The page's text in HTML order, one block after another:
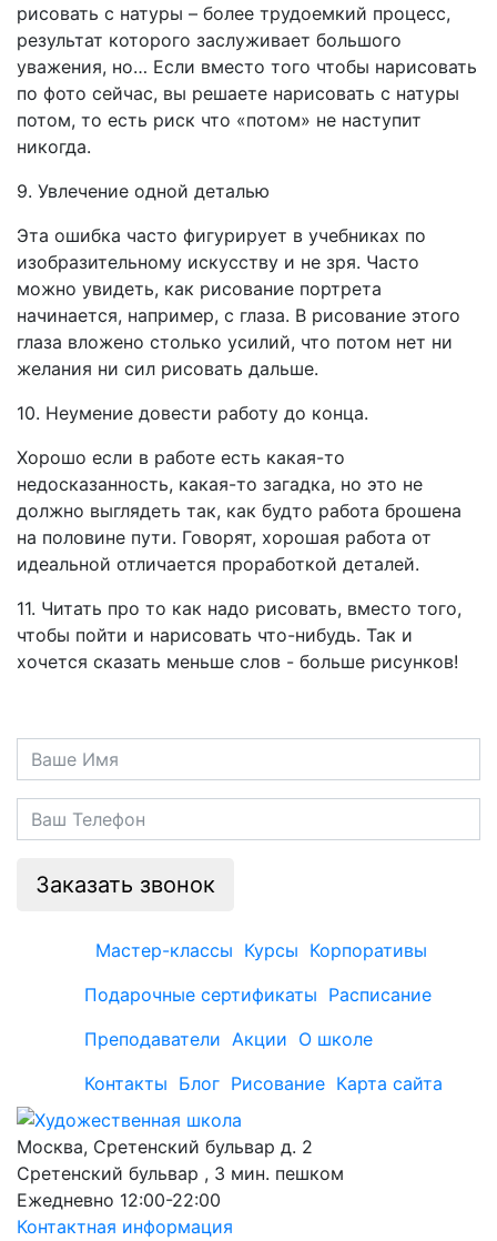
рисовать с натуры – более трудоемкий процесс,
результат которого заслуживает большого
уважения, но… Если вместо того чтобы нарисовать
по фото сейчас, вы решаете нарисовать с натуры
потом, то есть риск что «потом» не наступит
никогда.
9. Увлечение одной деталью
Эта ошибка часто фигурирует в учебниках по
изобразительному искусству и не зря. Часто
можно увидеть, как рисование портрета
начинается, например, с глаза. В рисование этого
глаза вложено столько усилий, что потом нет ни
желания ни сил рисовать дальше.
10. Неумение довести работу до конца.
Хорошо если в работе есть какая-то
недосказанность, какая-то загадка, но это не
должно выглядеть так, как будто работа брошена
на половине пути. Говорят, хорошая работа от
идеальной отличается проработкой деталей.
11. Читать про то как надо рисовать, вместо того,
чтобы пойти и нарисовать что-нибудь. Так и
хочется сказать меньше слов - больше рисунков!
Заказать звонок
Мастер-классы Курсы Корпоративы
Подарочные сертификаты Расписание
Преподаватели Акции О школе
Контакты Блог Рисование Карта сайта
Москва, Сретенский бульвар д. 2
Сретенский бульвар , 3 мин. пешком
Ежедневно 12:00-22:00
Контактная информация